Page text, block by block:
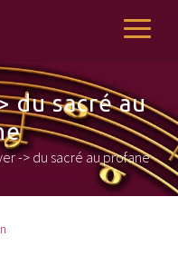
du sacré au
-> du sacré au profane